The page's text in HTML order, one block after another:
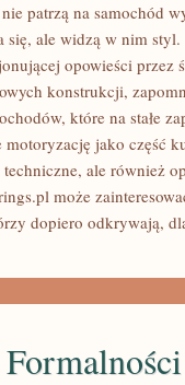
patrzą na samochód
się, ale widzą w nim
opowieści przez
konstrukcji,
które na stałe
motoryzację jako część
ale również
może
dopiero odkrywają,